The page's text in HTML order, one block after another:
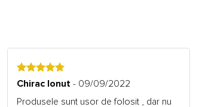
5
Chirac Ionut - 09/09/2022
Produsele sunt usor de folosit , dar nu